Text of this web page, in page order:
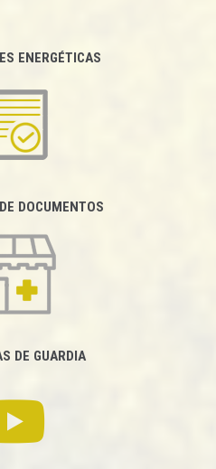
ENERGÉTICAS
DOCUMENTOS
DE GUARDIA